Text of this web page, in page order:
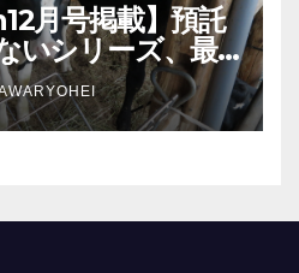
月号掲載】預託
いシリーズ、最